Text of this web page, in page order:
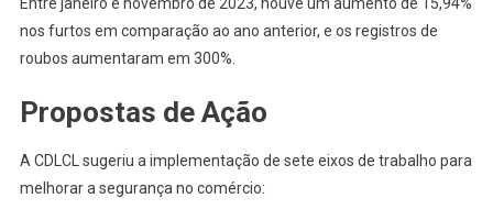
nos furtos em comparação ao ano anterior, e os registros de
roubos aumentaram em 300%.
Propostas de Ação
A CDLCL sugeriu a implementação de sete eixos de trabalho para
melhorar a segurança no comércio: